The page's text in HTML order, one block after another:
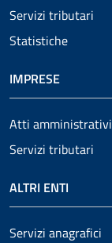
Servizi tributari
Statistiche
IMPRESE
Atti amministrativi
Servizi tributari
ALTRI ENTI
Servizi anagrafici